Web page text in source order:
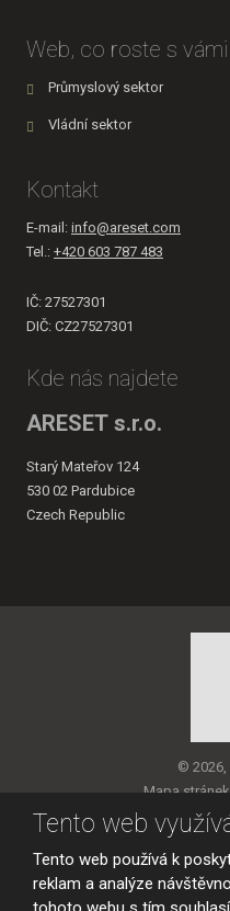
Web, co roste s vámi
Průmyslový sektor
Vládní sektor
Kontakt
E-mail: info@areset.com
Tel.: +420 603 787 483
IČ: 27527301
DIČ: CZ27527301
Kde nás najdete
ARESET s.r.o.
Starý Mateřov 124
530 02 Pardubice
Czech Republic
© 2026,
Mapa stránek
Tento web
Tento web používá k
reklam a analýze